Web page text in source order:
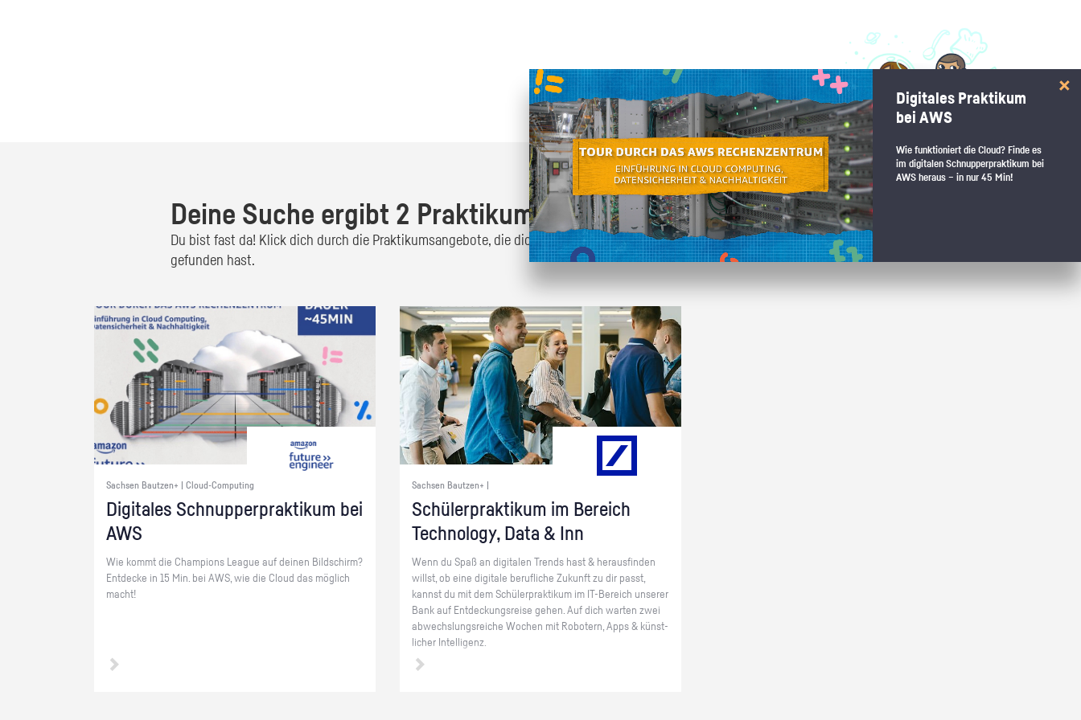
Oder finde heraus was dich interessiert:
zum Stärkentest.
Deine Suche ergibt 2 Praktikumsangebote!
Du bist fast da! Klick dich durch die Praktikumsangebote, die dich interessieren und bewirb dich wenn du den passenden Platz
gefunden hast.
Sachsen Bautzen+ | Cloud-Computing
Di­gi­ta­les Schnup­per­prak­ti­kum bei
AWS
Wie kommt die Cham­pi­ons Le­ague auf dei­nen Bild­schirm?
Ent­de­cke in 15 Min. bei AWS, wie die Cloud das mög­lich
macht!
Sachsen Bautzen+ |
Schü­ler­prak­ti­kum im Be­reich
Tech­no­lo­gy, Data & Inn
Wenn du Spaß an di­gi­ta­len Trends hast & her­aus­fin­den
willst, ob eine di­gi­ta­le be­ruf­li­che Zu­kunft zu dir passt,
kannst du mit dem Schü­ler­prak­ti­kum im IT-Be­reich un­se­rer
Bank auf Ent­de­ckungs­rei­se gehen. Auf dich war­ten zwei
ab­wechs­lungs­rei­che Wo­chen mit Ro­bo­tern, Apps & künst­
li­cher In­tel­li­genz.
Digitales Praktikum
bei AWS
Wie funktioniert die Cloud? Finde es
im digitalen Schnupperpraktikum bei
AWS heraus – in nur 45 Min!